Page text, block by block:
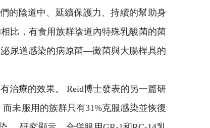
的陰道中、延續保護力、持續的幫助身
比，有食用族群陰道內特殊乳酸菌的菌
尿道感染的病原菌—黴菌與大腸桿具的
治療的效果。 Reid博士發表的另一篇研
未服用的族群只有31%克服感染並恢復